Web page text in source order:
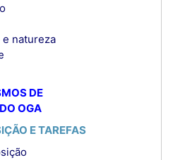
natureza
DE
OGA
E TAREFAS